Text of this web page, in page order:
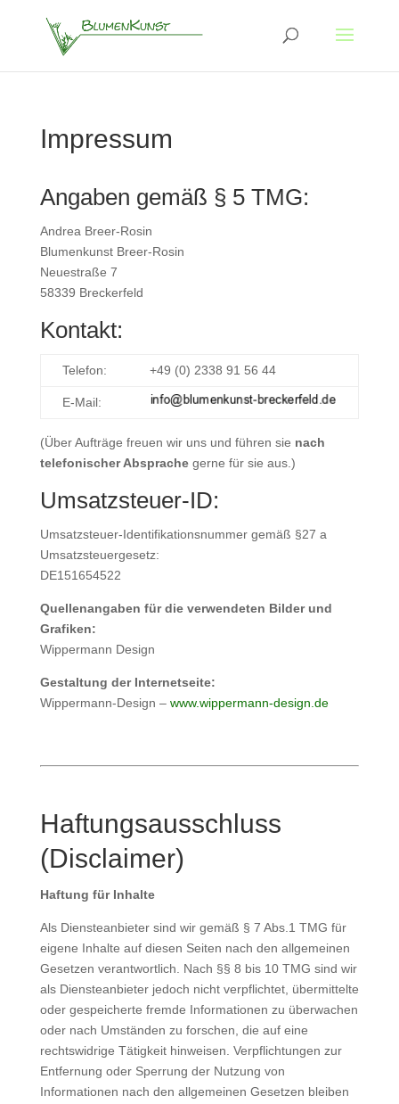
Impressum
Angaben gemäß § 5 TMG:
Andrea Breer-Rosin
Blumenkunst Breer-Rosin
Neuestraße 7
58339 Breckerfeld
Kontakt:
Telefon: +49 (0) 2338 91 56 44
E-Mail:
(Über Aufträge freuen wir uns und führen sie nach
telefonischer Absprachegerne für sie aus.)
Umsatzsteuer-ID:
Umsatzsteuer-Identifikationsnummer gemäß §27 a
Umsatzsteuergesetz:
DE151654522
Quellenangaben für die verwendeten Bilder und
Grafiken:
Wippermann Design
Gestaltung der Internetseite:
Wippermann-Design – www.wippermann-design.de
Haftungsausschluss
(Disclaimer)
Haftung für Inhalte
Als Diensteanbieter sind wir gemäß § 7 Abs.1 TMG für
eigene Inhalte auf diesen Seiten nach den allgemeinen
Gesetzen verantwortlich. Nach §§ 8 bis 10 TMG sind wir
als Diensteanbieter jedoch nicht verpflichtet, übermittelte
oder gespeicherte fremde Informationen zu überwachen
oder nach Umständen zu forschen, die auf eine
rechtswidrige Tätigkeit hinweisen. Verpflichtungen zur
Entfernung oder Sperrung der Nutzung von
Informationen nach den allgemeinen Gesetzen bleiben